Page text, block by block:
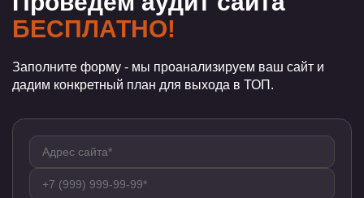
БЕСПЛАТНО!
Заполните форму - мы проанализируем ваш сайт и
дадим конкретный план для выхода в ТОП.